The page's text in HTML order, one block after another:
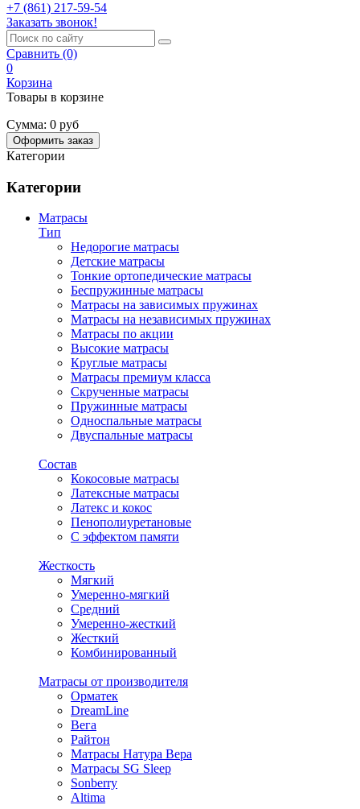
+7 (861) 217-59-54
Заказать звонок!
Сравнить (0)
0
Корзина
Товары в корзине
Сумма: 0 руб
Оформить заказ
Категории
Категории
Матрасы
Тип
Недорогие матрасы
Детские матрасы
Тонкие ортопедические матрасы
Беспружинные матрасы
Матрасы на зависимых пружинах
Матрасы на независимых пружинах
Матрасы по акции
Высокие матрасы
Круглые матрасы
Матрасы премиум класса
Скрученные матрасы
Пружинные матрасы
Односпальные матрасы
Двуспальные матрасы
Состав
Кокосовые матрасы
Латексные матрасы
Латекс и кокос
Пенополиуретановые
С эффектом памяти
Жесткость
Мягкий
Умеренно-мягкий
Средний
Умеренно-жесткий
Жесткий
Комбинированный
Матрасы от производителя
Орматек
DreamLine
Вега
Райтон
Матрасы Натура Вера
Матрасы SG Sleep
Sonberry
Altima